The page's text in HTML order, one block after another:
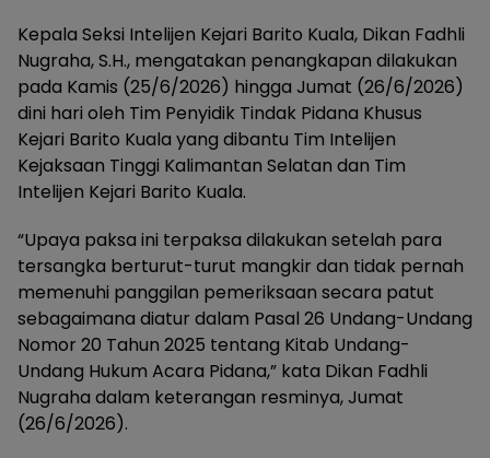
Kepala Seksi Intelijen Kejari Barito Kuala, Dikan Fadhli
Nugraha, S.H., mengatakan penangkapan dilakukan
pada Kamis (25/6/2026) hingga Jumat (26/6/2026)
dini hari oleh Tim Penyidik Tindak Pidana Khusus
Kejari Barito Kuala yang dibantu Tim Intelijen
Kejaksaan Tinggi Kalimantan Selatan dan Tim
Intelijen Kejari Barito Kuala.
“Upaya paksa ini terpaksa dilakukan setelah para
tersangka berturut-turut mangkir dan tidak pernah
memenuhi panggilan pemeriksaan secara patut
sebagaimana diatur dalam Pasal 26 Undang-Undang
Nomor 20 Tahun 2025 tentang Kitab Undang-
Undang Hukum Acara Pidana,” kata Dikan Fadhli
Nugraha dalam keterangan resminya, Jumat
(26/6/2026).